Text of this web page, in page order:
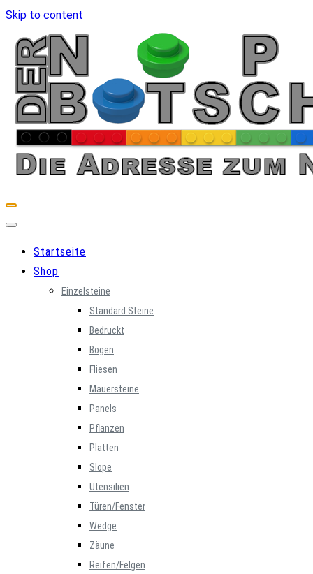
Skip to content
Startseite
Shop
Einzelsteine
Standard Steine
Bedruckt
Bogen
Fliesen
Mauersteine
Panels
Pflanzen
Platten
Slope
Utensilien
Türen/Fenster
Wedge
Zäune
Reifen/Felgen